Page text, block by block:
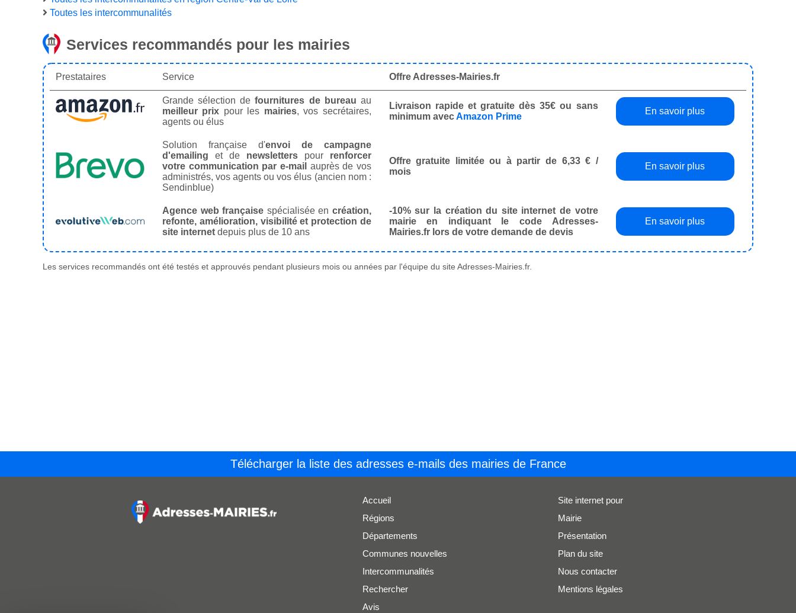
Toutes les intercommunalités
Services recommandés pour les mairies
Prestataires Service Offre Adresses-Mairies.fr
Grande sélection defournitures de bureau au
meilleur prix pour les mairies, vos secrétaires,
agents ou élus
Livraison rapide et gratuite dès 35€ ou sans
minimum avecAmazon Prime
En savoir plus
Solution française d'envoi de campagne
d'emailing et de newsletterspour renforcer
votre communication par e-mail auprès de vos
administrés, vos agents ou vos élus (ancien nom :
Sendinblue)
Offre gratuite limitée ou à partir de 6,33 € /
mois
En savoir plus
Agence web française spécialisée en création,
refonte, amélioration, visibilité et protection de
site internet depuis plus de 10 ans
-10% sur la création du site internet de votre
mairie en indiquant le code Adresses-
Mairies.fr lors de votre demande de devis
En savoir plus
Les services recommandés ont été testés et approuvés pendant plusieurs mois ou années par l'équipe du site Adresses-Mairies.fr.
Télécharger la liste des adresses e-mails des mairies de France
Accueil
Régions
Départements
Communes nouvelles
Intercommunalités
Rechercher
Avis
Site internet pour
Mairie
Présentation
Plan du site
Nous contacter
Mentions légales